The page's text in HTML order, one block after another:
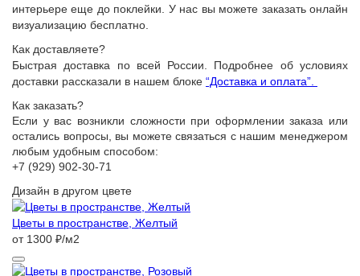
интерьере еще до поклейки. У нас вы можете заказать онлайн
визуализацию бесплатно.
Как доставляете?
Быстрая доставка по всей России. Подробнее об условиях
доставки рассказали в нашем блоке “Доставка и оплата”.
Как заказать?
Если у вас возникли сложности при оформлении заказа или
остались вопросы, вы можете связаться с нашим менеджером
любым удобным способом:
+7 (929) 902-30-71
Дизайн в другом цвете
Цветы в пространстве, Желтый
от 1300 ₽/м2